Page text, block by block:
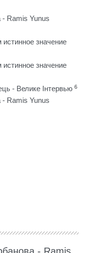
Ramis Yunus
значение
значение
- Велике Інтервью 6
Ramis Yunus
- Ramis